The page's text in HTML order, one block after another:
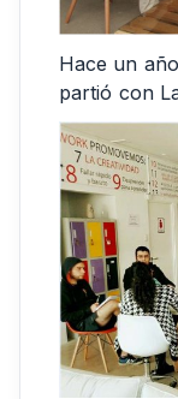
Hace un
partió con